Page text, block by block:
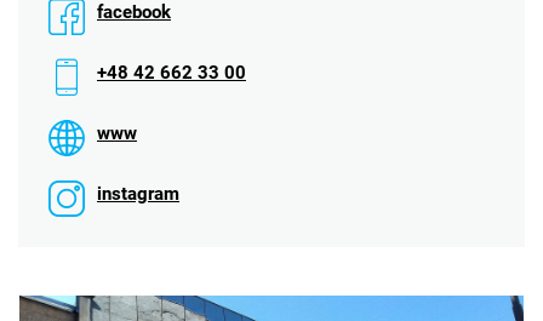
facebook
+48 42 662 33 00
www
instagram